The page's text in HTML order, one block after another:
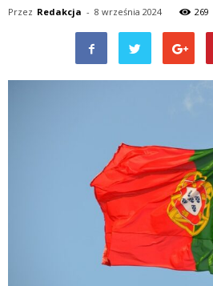
Przez Redakcja - 8 września 2024 269